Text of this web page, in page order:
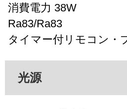
消費電力 38W
Ra83/Ra83
タイマー付リモコン・
光源